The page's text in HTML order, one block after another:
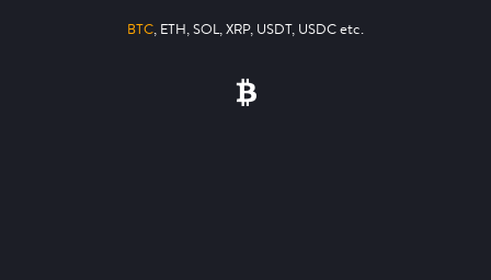
BTC, ETH, SOL, XRP, USDT, USDC etc.